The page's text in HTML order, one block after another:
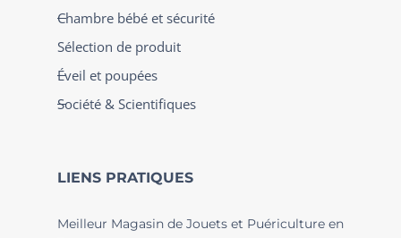
Chambre bébé et sécurité
Sélection de produit
Éveil et poupées
Société & Scientifiques
LIENS PRATIQUES
Meilleur Magasin de Jouets et Puériculture en